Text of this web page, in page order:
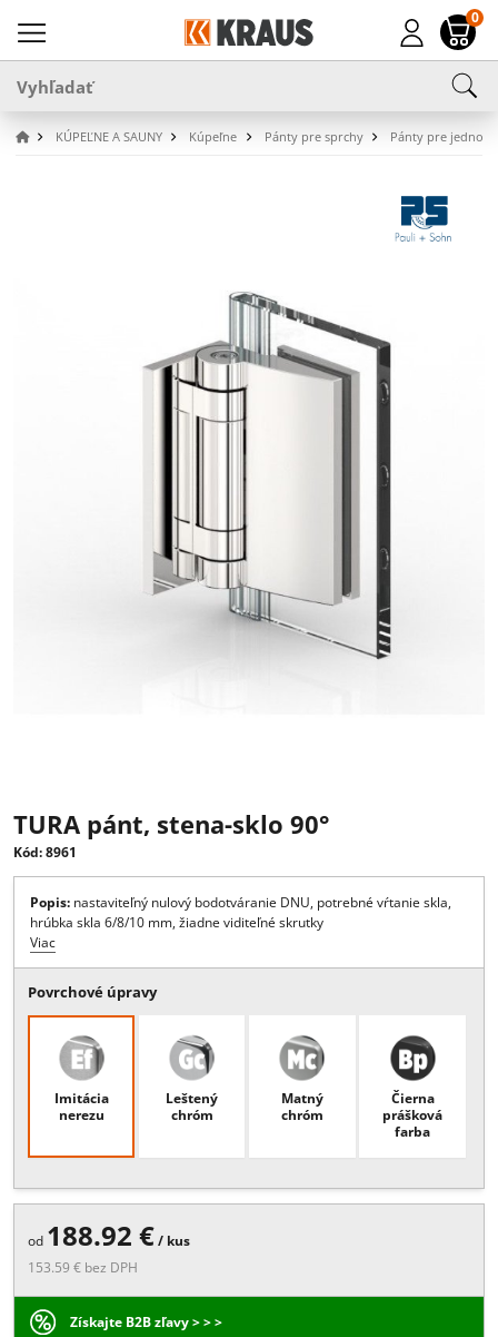
0
KÚPEĽNE A SAUNY Kúpeľne Pánty pre sprchy Pánty pre
TURA pánt, stena-sklo 90°
Kód: 8961
Popis: nastaviteľný nulový bodotváranie DNU, potrebné vŕtanie
hrúbka skla 6/8/10 mm, žiadne viditeľné skrutky
Viac
Povrchové úpravy
nerezu
chróm